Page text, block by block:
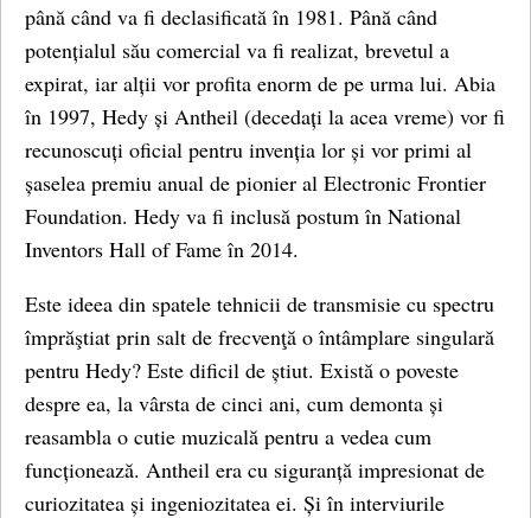
până când va fi declasificată în 1981. Până când
potențialul său comercial va fi realizat, brevetul a
expirat, iar alții vor profita enorm de pe urma lui. Abia
în 1997, Hedy și Antheil (decedați la acea vreme) vor fi
recunoscuți oficial pentru invenția lor și vor primi al
șaselea premiu anual de pionier al Electronic Frontier
Foundation. Hedy va fi inclusă postum în National
Inventors Hall of Fame în 2014.
Este ideea din spatele tehnicii de transmisie cu spectru
împrăştiat prin salt de frecvenţă o întâmplare singulară
pentru Hedy? Este dificil de știut. Există o poveste
despre ea, la vârsta de cinci ani, cum demonta și
reasambla o cutie muzicală pentru a vedea cum
funcționează. Antheil era cu siguranță impresionat de
curiozitatea și ingeniozitatea ei. Și în interviurile